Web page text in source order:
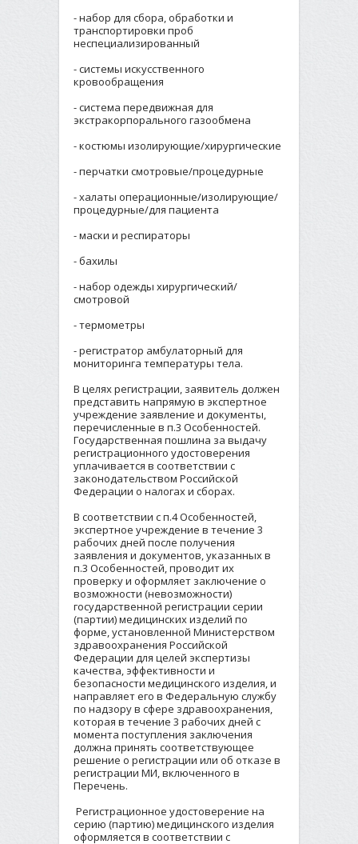
- набор для сбора, обработки и
транспортировки проб
неспециализированный
- системы искусственного
кровообращения
- система передвижная для
экстракорпорального газообмена
- костюмы изолирующие/хирургические
- перчатки смотровые/процедурные
- халаты операционные/изолирующие/
процедурные/для пациента
- маски и респираторы
- бахилы
- набор одежды хирургический/
смотровой
- термометры
- регистратор амбулаторный для
мониторинга температуры тела.
В целях регистрации, заявитель должен
представить напрямую в экспертное
учреждение заявление и документы,
перечисленные в п.3 Особенностей.
Государственная пошлина за выдачу
регистрационного удостоверения
уплачивается в соответствии с
законодательством Российской
Федерации о налогах и сборах.
В соответствии с п.4 Особенностей,
экспертное учреждение в течение 3
рабочих дней после получения
заявления и документов, указанных в
п.3 Особенностей, проводит их
проверку и оформляет заключение о
возможности (невозможности)
государственной регистрации серии
(партии) медицинских изделий по
форме, установленной Министерством
здравоохранения Российской
Федерации для целей экспертизы
качества, эффективности и
безопасности медицинского изделия, и
направляет его в Федеральную службу
по надзору в сфере здравоохранения,
которая в течение 3 рабочих дней с
момента поступления заключения
должна принять соответствующее
решение о регистрации или об отказе в
регистрации МИ, включенного в
Перечень.
Регистрационное удостоверение на
серию (партию) медицинского изделия
оформляется в соответствии с